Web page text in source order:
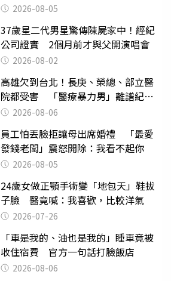
2026-08-05
37歲星二代男星驚傳陳屍家中！經紀
公司證實 2個月前才與父開演唱會
2026-08-02
高雄欠到台北！長庚、榮總、部立醫
院都受害 「醫療暴力男」離譜紀錄
曝光2026-08-06
員工怕丟臉拒讓母出席婚禮 「最愛
發錢老闆」震怒開除：我看不起你
2026-08-05
24歲女做正顎手術變「地包天」鞋拔
子臉 醫竟喊：我喜歡，比較洋氣
2026-07-26
「車是我的、油也是我的」睡車竟被
收住宿費 官方一句話打臉飯店
2026-08-06